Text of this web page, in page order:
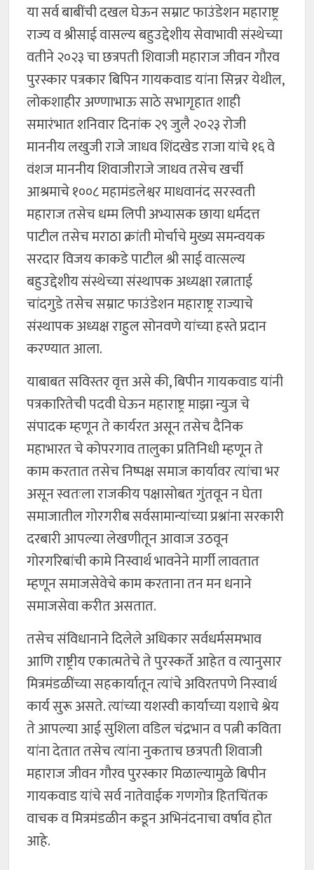
या सर्व बाबींची दखल घेऊन सम्राट फाउंडेशन महाराष्ट्र
राज्य व श्रीसाई वासल्य बहुउद्देशीय सेवाभावी संस्थेच्या
वतीने २०२३ चा छत्रपती शिवाजी महाराज जीवन गौरव
पुरस्कार पत्रकार बिपिन गायकवाड यांना सिन्नर येथील,
लोकशाहीर अण्णाभाऊ साठे सभागृहात शाही
समारंभात शनिवार दिनांक २९ जुलै २०२३ रोजी
माननीय लखुजी राजे जाधव शिंदखेड राजा यांचे १६ वे
वंशज माननीय शिवाजीराजे जाधव तसेच खर्ची
आश्रमाचे १००८ महामंडलेश्वर माधवानंद सरस्वती
महाराज तसेच धम्म लिपी अभ्यासक छाया धर्मदत्त
पाटील तसेच मराठा क्रांती मोर्चाचे मुख्य समन्वयक
सरदार विजय काकडे पाटील श्री साई वात्सल्य
बहुउद्देशीय संस्थेच्या संस्थापक अध्यक्षा रत्नाताई
चांदगुडे तसेच सम्राट फाउंडेशन महाराष्ट्र राज्याचे
संस्थापक अध्यक्ष राहुल सोनवणे यांच्या हस्ते प्रदान
करण्यात आला.
याबाबत सविस्तर वृत्त असे की, बिपीन गायकवाड यांनी
पत्रकारितेची पदवी घेऊन महाराष्ट्र माझा न्युज चे
संपादक म्हणून ते कार्यरत असून तसेच दैनिक
महाभारत चे कोपरगाव तालुका प्रतिनिधी म्हणून ते
काम करतात तसेच ‌निष्पक्ष समाज कार्यावर त्यांचा भर
असून स्वतःला राजकीय पक्षासोबत गुंतवून न घेता
समाजातील गोरगरीब सर्वसामान्यांच्या प्रश्नांना सरकारी
दरबारी आपल्या लेखणीतून आवाज उठवून
गोरगरिबांची कामे निस्वार्थ भावनेने मार्गी लावतात
म्हणून समाजसेवेचे काम करताना तन मन धनाने
समाजसेवा करीत असतात.
तसेच संविधानाने दिलेले अधिकार सर्वधर्मसमभाव
आणि राष्ट्रीय एकात्मतेचे ते पुरस्कर्ते आहेत व त्यानुसार
मित्रमंडळींच्या सहकार्यातून त्यांचे अविरतपणे निस्वार्थ
कार्य सुरू असते. त्यांच्या यशस्वी कार्याच्या यशाचे श्रेय
ते आपल्या आई सुशिला वडिल चंद्रभान व पत्नी कविता
यांना देतात तसेच त्यांना नुकताच छत्रपती शिवाजी
महाराज जीवन गौरव पुरस्कार मिळाल्यामुळे बिपीन
गायकवाड यांचे सर्व नातेवाईक गणगोत्र हितचिंतक
वाचक व मित्रमंडळीन कडून अभिनंदनाचा वर्षाव होत
आहे.